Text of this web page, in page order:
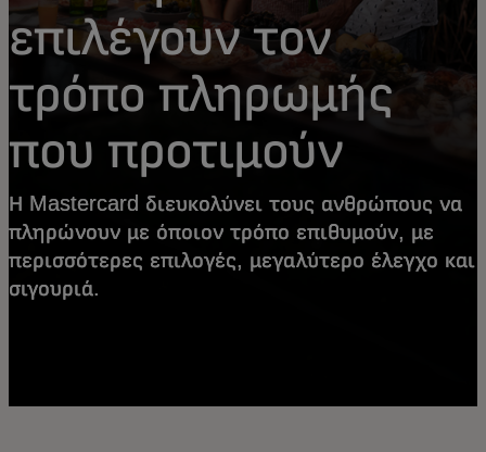
επιλέγουν τον
τρόπο πληρωμής
που προτιμούν
Η Mastercard διευκολύνει τους ανθρώπους να
πληρώνουν με όποιον τρόπο επιθυμούν, με
περισσότερες επιλογές, μεγαλύτερο έλεγχο και
σιγουριά.